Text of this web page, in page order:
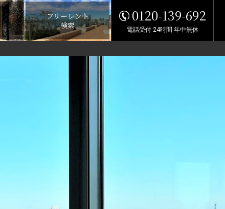
フリーレント
検索
0120-139-692
電話受付 24時間 年中無休